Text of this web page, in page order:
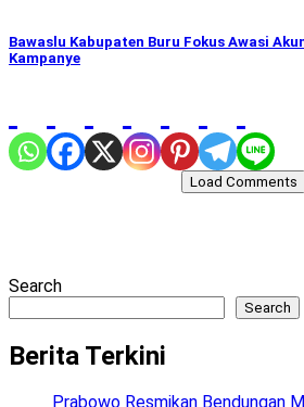
Bawaslu Kabupaten Buru Fokus Awasi
Kampanye
Load Comments
Search
Search
Berita Terkini
Prabowo Resmikan Bendungan